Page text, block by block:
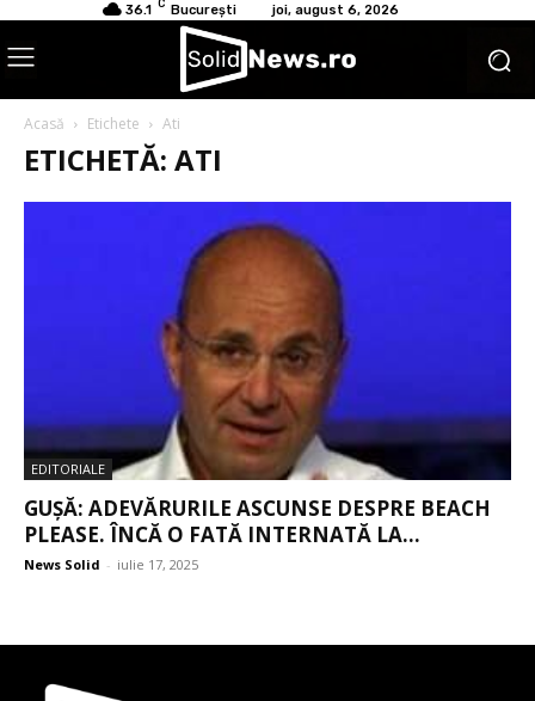
36.1 C București joi, august 6, 2026
Acasă Etichete Ati
ETICHETĂ: ATI
EDITORIALE
GUȘĂ: ADEVĂRURILE ASCUNSE DESPRE BEACH
PLEASE. ÎNCĂ O FATĂ INTERNATĂ LA...
News Solid - iulie 17, 2025